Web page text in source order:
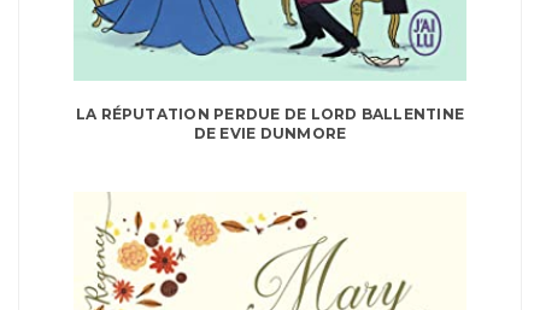
LA RÉPUTATION PERDUE DE LORD BALLENTINE
DE EVIE DUNMORE